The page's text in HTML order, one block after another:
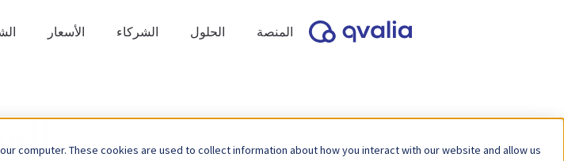
computer. These cookies are used to collect information about how you interact with our website and allow us
المنصة الحلول الشركاء الأسعار